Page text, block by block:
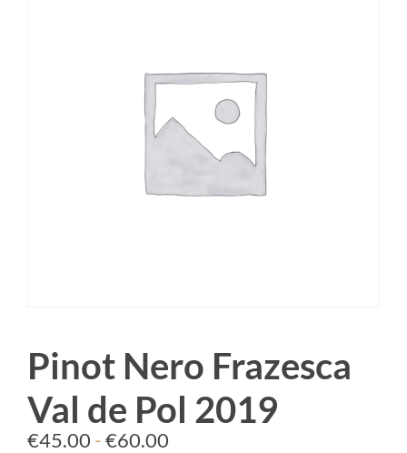
Pinot Nero Frazesca
Val de Pol 2019
€45.00 -€60.00